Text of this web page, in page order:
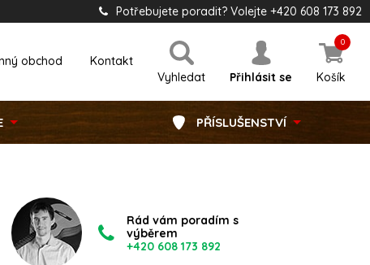
Potřebujete poradit? Volejte +420 608 173 892
Vyhledat Přihlásit se Košík
0
obchod Kontakt
PŘÍSLUŠENSTVÍ
Rád vám poradím s
výběrem
+420 608 173 892